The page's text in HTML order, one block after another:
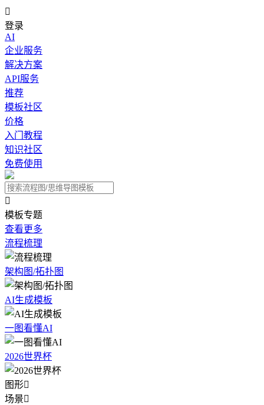

登录
AI
企业服务
解决方案
API服务
推荐
模板社区
价格
入门教程
知识社区
免费使用

模板专题
查看更多
流程梳理
架构图/拓扑图
AI生成模板
一图看懂AI
2026世界杯
图形
场景